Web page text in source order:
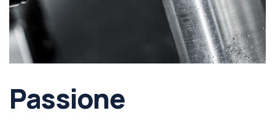
Passione